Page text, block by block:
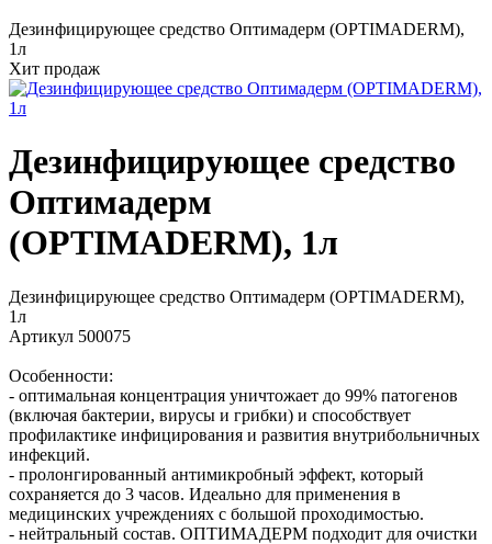
Дезинфицирующее средство Оптимадерм (OPTIMADERM),
1л
Хит продаж
Дезинфицирующее средство
Оптимадерм
(OPTIMADERM), 1л
Дезинфицирующее средство Оптимадерм (OPTIMADERM),
1л
Артикул 500075
Особенности:
- оптимальная концентрация уничтожает до 99% патогенов
(включая бактерии, вирусы и грибки) и способствует
профилактике инфицирования и развития внутрибольничных
инфекций.
- пролонгированный антимикробный эффект, который
сохраняется до 3 часов. Идеально для применения в
медицинских учреждениях с большой проходимостью.
- нейтральный состав. ОПТИМАДЕРМ подходит для очистки